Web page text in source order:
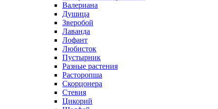
Валериана
Душица
Зверобой
Лаванда
Лофант
Любисток
Пустырник
Разные растения
Расторопша
Скорцонера
Стевия
Цикорий